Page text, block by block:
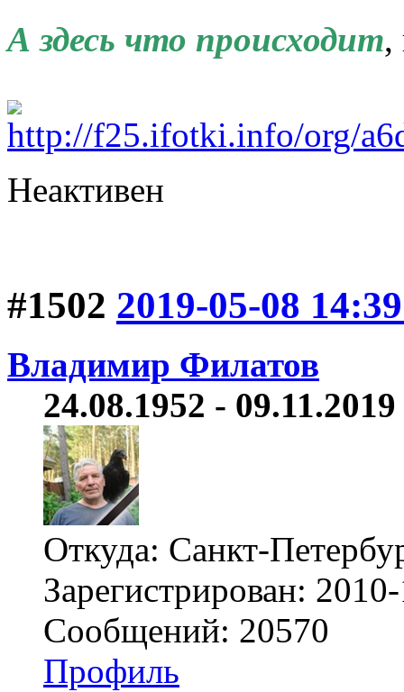
А здесь что происходит,
Неактивен
#1502 2019-05-08
Владимир Филатов
24.08.1952 -
Откуда: Санкт-
Зарегистрирован:
Сообщений: 20570
Профиль